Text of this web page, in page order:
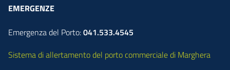
EMERGENZE
Emergenza del Porto:041.533.4545
Sistema di allertamento del porto commerciale di Marghera